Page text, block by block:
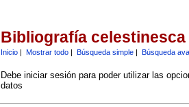
Bibliografía celestinesca
Inicio| Mostrar todo| Búsqueda simple| Búsqueda
Debe iniciar sesión para poder utilizar las
datos